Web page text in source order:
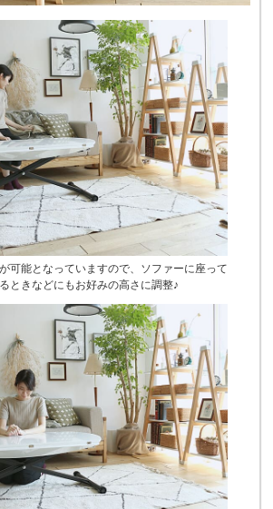
可能となっていますので、ソファーに座って
ときなどにもお好みの高さに調整♪